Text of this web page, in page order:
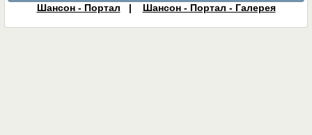
Шансон - Портал | Шансон - Портал - Галерея